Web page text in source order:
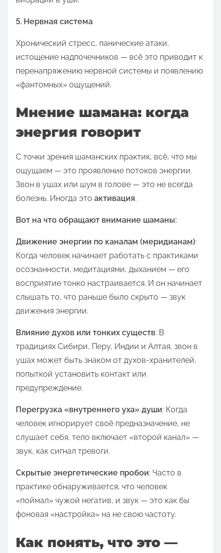
5. Нервная система
Хронический стресс, панические атаки,
истощение надпочечников — всё это приводит к
перенапряжению нервной системы и появлению
«фантомных» ощущений.
Мнение шамана: когда
энергия говорит
С точки зрения шаманских практик, всё, что мы
ощущаем — это проявление потоков энергии.
Звон в ушах или шум в голове — это не всегда
болезнь. Иногда это активация.
Вот на что обращают внимание шаманы:
Движение энергии по каналам (меридианам):
Когда человек начинает работать с практиками
осознанности, медитациями, дыханием — его
восприятие тонко настраивается. И он начинает
слышать то, что раньше было скрыто — звук
движения энергии.
Влияние духов или тонких существ: В
традициях Сибири, Перу, Индии и Алтая, звон в
ушах может быть знаком от духов-хранителей,
попыткой установить контакт или
предупреждение.
Перегрузка «внутреннего уха» души: Когда
человек игнорирует своё предназначение, не
слушает себя, тело включает «второй канал» —
звук, как сигнал тревоги.
Скрытые энергетические пробои: Часто в
практике обнаруживается, что человек
«поймал» чужой негатив, и звук — это как бы
фоновая «настройка» на не свою частоту.
Как понять, что это —